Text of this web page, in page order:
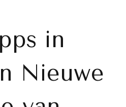
in
Nieuwe